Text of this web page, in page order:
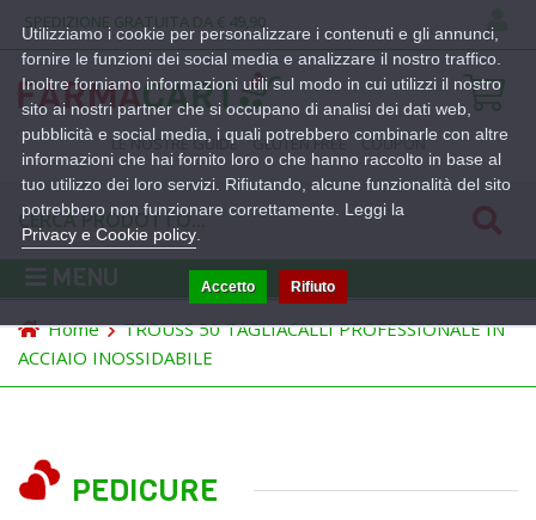
SPEDIZIONE GRATUITA DA € 49,90
LE NOSTRE GUIDE GLUTEN FREE COUPON
MENU
Home
TROUSS 50 TAGLIACALLI PROFESSIONALE IN
ACCIAIO INOSSIDABILE
PEDICURE
Utilizziamo i cookie per personalizzare i contenuti e gli annunci,
fornire le funzioni dei social media e analizzare il nostro traffico.
Inoltre forniamo informazioni utili sul modo in cui utilizzi il nostro
sito ai nostri partner che si occupano di analisi dei dati web,
pubblicità e social media, i quali potrebbero combinarle con altre
informazioni che hai fornito loro o che hanno raccolto in base al
tuo utilizzo dei loro servizi. Rifiutando, alcune funzionalità del sito
potrebbero non funzionare correttamente. Leggi la
Privacy e Cookie policy
Accetto Rifiuto